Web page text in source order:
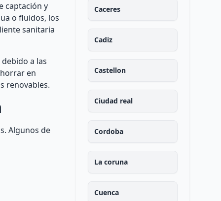
captación y
o fluidos, los
sanitaria
a las
en
renovables.
Algunos de
Caceres
Cadiz
Castellon
Ciudad real
Cordoba
La coruna
Cuenca